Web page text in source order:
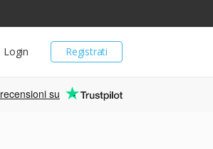
Registrati
Login
recensioni su